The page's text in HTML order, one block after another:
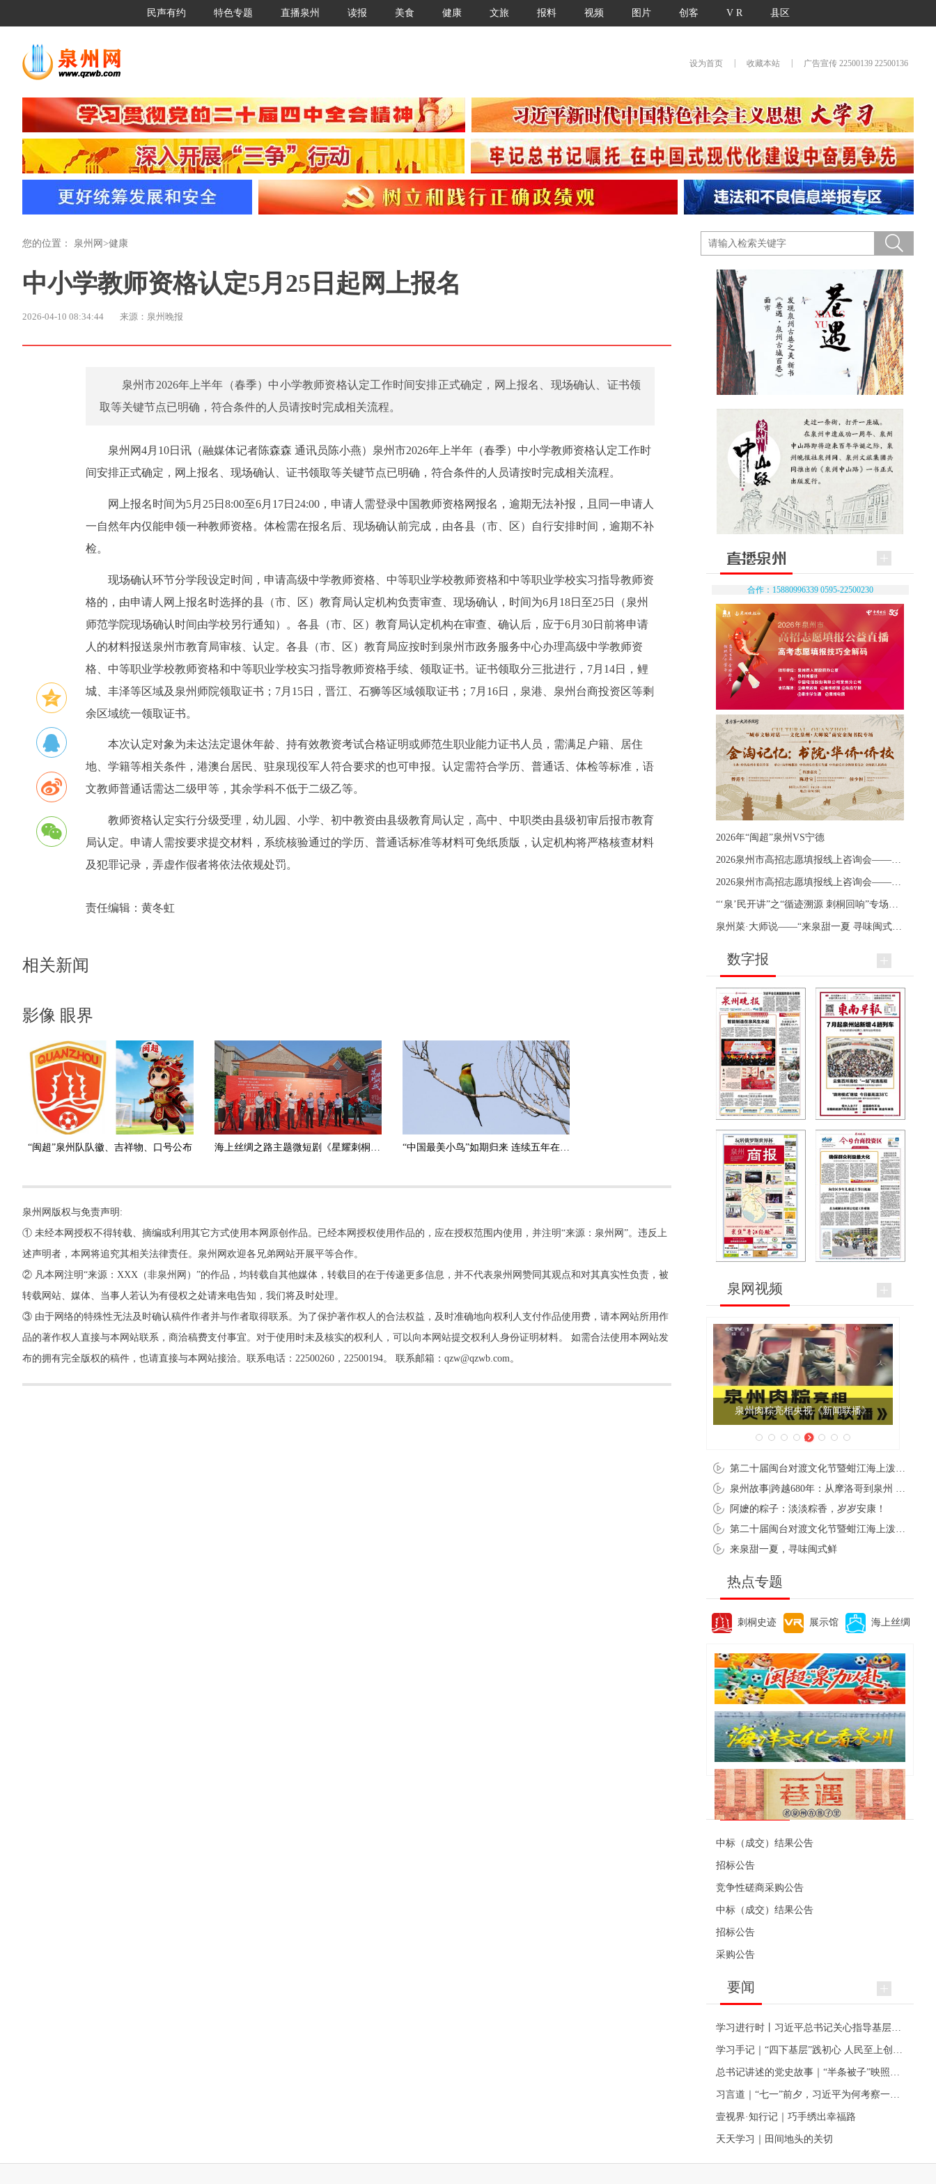
民声有约 特色专题 直播泉州 读报 美食 健康 文旅 报料 视频 图片 创客 V R 县区
设为首页 收藏本站 广告宣传 22500139 22500136
您的位置： 泉州网 >健康
中小学教师资格认定5月25日起网上报名
2026-04-10 08:34:44 来源：泉州晚报
泉州市2026年上半年（春季）中小学教师资格认定工作时间安排正式确定，网上报名、现场确认、证书领
取等关键节点已明确，符合条件的人员请按时完成相关流程。
泉州网4月10日讯（融媒体记者陈森森 通讯员陈小燕）泉州市2026年上半年（春季）中小学教师资格认定工作时
间安排正式确定，网上报名、现场确认、证书领取等关键节点已明确，符合条件的人员请按时完成相关流程。
网上报名时间为5月25日8:00至6月17日24:00，申请人需登录中国教师资格网报名，逾期无法补报，且同一申请人
一自然年内仅能申领一种教师资格。体检需在报名后、现场确认前完成，由各县（市、区）自行安排时间，逾期不补
检。
现场确认环节分学段设定时间，申请高级中学教师资格、中等职业学校教师资格和中等职业学校实习指导教师资
格的，由申请人网上报名时选择的县（市、区）教育局认定机构负责审查、现场确认，时间为6月18日至25日（泉州
师范学院现场确认时间由学校另行通知）。各县（市、区）教育局认定机构在审查、确认后，应于6月30日前将申请
人的材料报送泉州市教育局审核、认定。各县（市、区）教育局应按时到泉州市政务服务中心办理高级中学教师资
格、中等职业学校教师资格和中等职业学校实习指导教师资格手续、领取证书。证书领取分三批进行，7月14日，鲤
城、丰泽等区域及泉州师院领取证书；7月15日，晋江、石狮等区域领取证书；7月16日，泉港、泉州台商投资区等剩
余区域统一领取证书。
本次认定对象为未达法定退休年龄、持有效教资考试合格证明或师范生职业能力证书人员，需满足户籍、居住
地、学籍等相关条件，港澳台居民、驻泉现役军人符合要求的也可申报。认定需符合学历、普通话、体检等标准，语
文教师普通话需达二级甲等，其余学科不低于二级乙等。
教师资格认定实行分级受理，幼儿园、小学、初中教资由县级教育局认定，高中、中职类由县级初审后报市教育
局认定。申请人需按要求提交材料，系统核验通过的学历、普通话标准等材料可免纸质版，认定机构将严格核查材料
及犯罪记录，弄虚作假者将依法依规处罚。
责任编辑： 黄冬虹
相关新闻
影像 眼界
“闽超”泉州队队徽、吉祥物、口号公布 海上丝绸之路主题微短剧《星耀刺桐城》在泉州开机 “中国最美小鸟”如期归来 连续五年在石狮安家繁殖
泉州网版权与免责声明:
① 未经本网授权不得转载、摘编或利用其它方式使用本网原创作品。已经本网授权使用作品的，应在授权范围内使用，并注明“来源：泉州网”。违反上
述声明者，本网将追究其相关法律责任。泉州网欢迎各兄弟网站开展平等合作。
② 凡本网注明“来源：XXX（非泉州网）”的作品，均转载自其他媒体，转载目的在于传递更多信息，并不代表泉州网赞同其观点和对其真实性负责，被
转载网站、媒体、当事人若认为有侵权之处请来电告知，我们将及时处理。
③ 由于网络的特殊性无法及时确认稿件作者并与作者取得联系。为了保护著作权人的合法权益，及时准确地向权利人支付作品使用费，请本网站所用作
品的著作权人直接与本网站联系，商洽稿费支付事宜。对于使用时未及核实的权利人，可以向本网站提交权利人身份证明材料。 如需合法使用本网站发
布的拥有完全版权的稿件，也请直接与本网站接洽。联系电话：22500260，22500194。 联系邮箱：qzw@qzwb.com。
合作：15880996339 0595-22500230
2026年“闽超”泉州VS宁德
数字报
泉网视频
泉州肉粽亮相央视《新闻联播》
阿嬷的粽子：淡淡粽香，岁岁安康！
来泉甜一夏，寻味闽式鲜
热点专题
刺桐史迹 展示馆 海上丝绸
便民资讯
中标（成交）结果公告
招标公告
竞争性磋商采购公告
中标（成交）结果公告
招标公告
采购公告
要闻
壹视界·知行记｜巧手绣出幸福路
天天学习｜田间地头的关切